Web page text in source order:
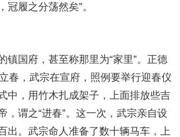
冠履之分荡然矣”。
镇国府，甚至称那里为“家里”。正德
春，武宗在宣府，照例要举行迎春仪
中，用竹木扎成架子，上面排放些吉
，谓之“进春”。这一次，武宗亲自设
出。武宗命人准备了数十辆马车，上